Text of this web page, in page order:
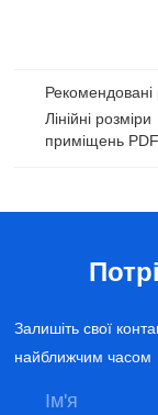
Рекомендовані
Лінійні розміри
приміщень PDF
Залишіть свої
найближчим часом